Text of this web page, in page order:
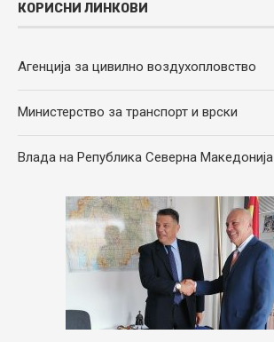
КОРИСНИ ЛИНКОВИ
Агенција за цивилно воздухопловство
Министерство за транспорт и врски
Влада на Република Северна Македонија